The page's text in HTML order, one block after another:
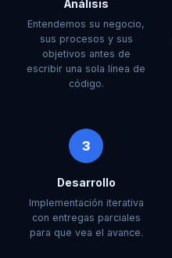
Análisis
Entendemos su negocio,
sus procesos y sus
objetivos antes de
escribir una sola línea de
código.
3
Desarrollo
Implementación iterativa
con entregas parciales
para que vea el avance.